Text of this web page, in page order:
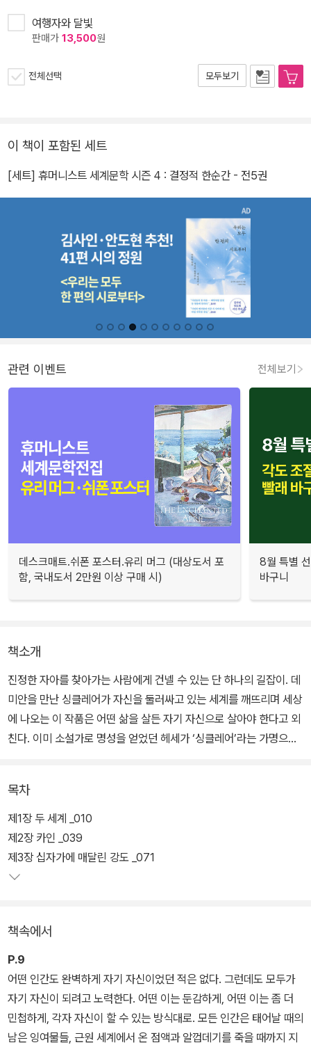
여행자와 달빛
판매가 13,500원
전체선택 모두보기
이 책이 포함된 세트
[세트] 휴머니스트 세계문학 시즌 4 : 결정적 한순간 - 전5권
관련 이벤트 전체보기
데스크매트.쉬폰 포스터.유리 머그 (대상도서 포
함, 국내도서 2만원 이상 구매 시)
8월 특별
바구니
책소개
진정한 자아를 찾아가는 사람에게 건넬 수 있는 단 하나의 길잡이. 데
미안을 만난 싱클레어가 자신을 둘러싸고 있는 세계를 깨뜨리며 세상
에 나오는 이 작품은 어떤 삶을 살든 자기 자신으로 살아야 한다고 외
친다. 이미 소설가로 명성을 얻었던 헤세가 ‘싱클레어’라는 가명으로
아내의 정신병원 입원, 아들의 중병, 아버지의 사망 등 헤세가 개인적,
사회적으로 큰 위기를 겪고 난 후 발표된 《데미안》은 헤세 문학이 내
면으로 침잠하는 전환점이 된다. 제1차 세계대전을 겪으며 혼란과 우
울감에 빠진 독일 국민에게 널리 읽혔고, 1960년대 베트남 전쟁 발
든 방향을 잃은 순간이면 언제나 펼쳐볼 수 있는 세계문학의 고전으
로 자리 잡았다.
목차
제1장 두 세계 _010
제2장 카인 _039
제3장 십자가에 매달린 강도 _071
책속에서
P.9
어떤 인간도 완벽하게 자기 자신이었던 적은 없다. 그런데도 모두가
자기 자신이 되려고 노력한다. 어떤 이는 둔감하게, 어떤 이는 좀 더
민첩하게, 각자 자신이 할 수 있는 방식대로. 모든 인간은 태어날 때의
남은 잉여물들, 근원 세계에서 온 점액과 알껍데기를 죽을 때까지 지